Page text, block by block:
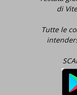
di
Tutte le